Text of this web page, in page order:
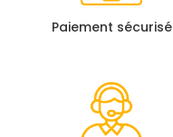
Paiement sécurisé